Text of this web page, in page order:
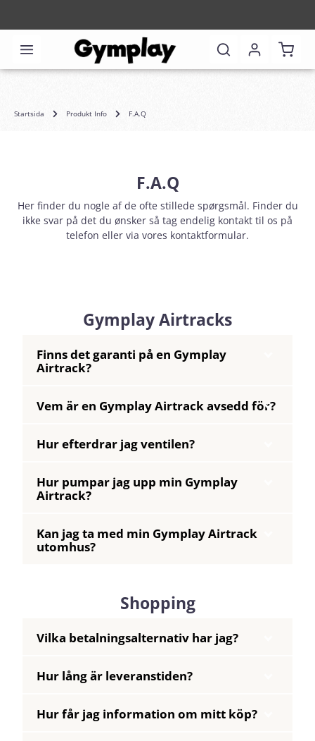
Startsida Produkt Info F.A.Q
F.A.Q
Her finder du nogle af de ofte stillede spørgsmål. Finder du
ikke svar på det du ønsker så tag endelig kontakt til os på
telefon eller via vores kontaktformular.
Gymplay Airtracks
Finns det garanti på en Gymplay
Airtrack?
Vem är en Gymplay Airtrack avsedd för?
Hur efterdrar jag ventilen?
Hur pumpar jag upp min Gymplay
Airtrack?
Kan jag ta med min Gymplay Airtrack
utomhus?
Shopping
Vilka betalningsalternativ har jag?
Hur lång är leveranstiden?
Hur får jag information om mitt köp?